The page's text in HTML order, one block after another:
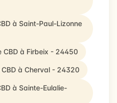
à Saint-Paul-Lizonne
CBD à Firbeix - 24450
à Cherval - 24320
à Sainte-Eulalie-